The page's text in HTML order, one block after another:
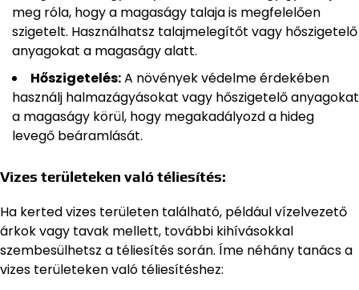
meg róla, hogy a magaságy talaja is megfelelően
szigetelt. Használhatsz talajmelegítőt vagy hőszigetelő
anyagokat a magaságy alatt.
Hőszigetelés:A növények védelme érdekében
használj halmazágyásokat vagy hőszigetelő anyagokat
a magaságy körül, hogy megakadályozd a hideg
levegő beáramlását.
Vizes területeken való téliesítés:
Ha kerted vizes területen található, például vízelvezető
árkok vagy tavak mellett, további kihívásokkal
szembesülhetsz a téliesítés során. Íme néhány tanács a
vizes területeken való téliesítéshez: